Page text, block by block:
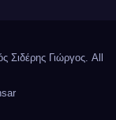
Γιώργος. All